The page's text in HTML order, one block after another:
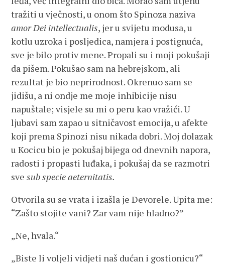
tražiti u vječnosti, u onom što Spinoza naziva
amor Dei intellectualis, jer u svijetu modusa, u
kotlu uzroka i posljedica, namjera i postignuća,
sve je bilo protiv mene. Propali su i moji pokušaji
da pišem. Pokušao sam na hebrejskom, ali
rezultat je bio neprirodnost. Okrenuo sam se
jidišu, a ni ondje me moje inhibicije nisu
napuštale; visjele su mi o peru kao vražići. U
ljubavi sam zapao u sitničavost emocija, u afekte
koji prema Spinozi nisu nikada dobri. Moj dolazak
u Kocicu bio je pokušaj bijega od dnevnih napora,
radosti i propasti luđaka, i pokušaj da se razmotri
svesub specie aeternitatis.
Otvorila su se vrata i izašla je Devorele. Upita me:
“Zašto stojite vani? Zar vam nije hladno?”
„Ne, hvala.“
„Biste li voljeli vidjeti naš dućan i gostionicu?“